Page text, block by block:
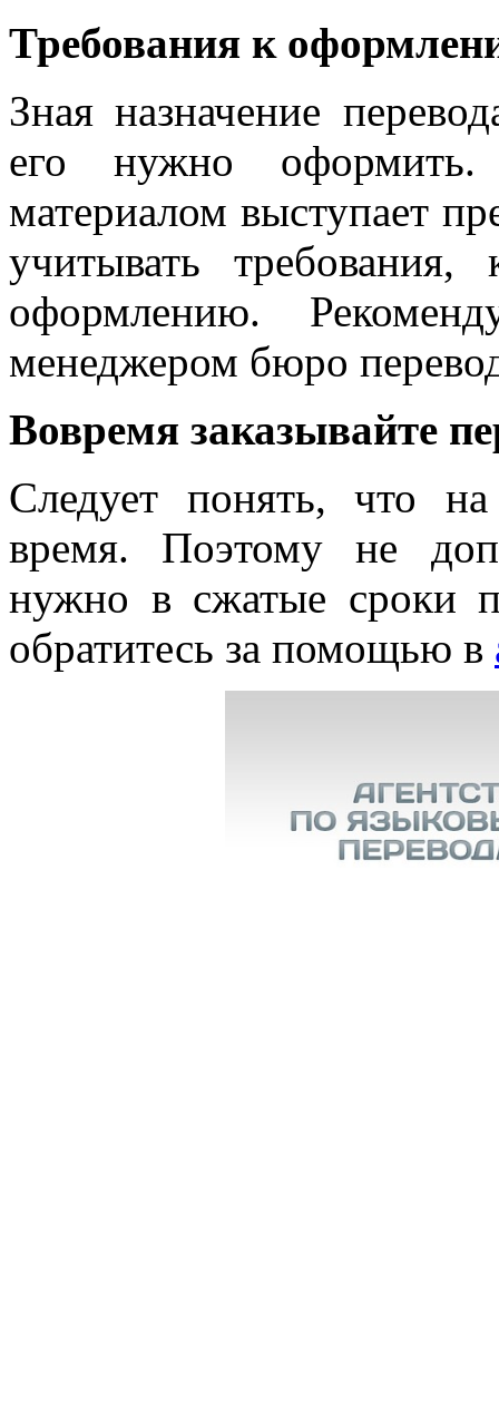
Требования к
Зная назначение
его нужно
материалом выступает
учитывать
оформлению.
менеджером бюро
Вовремя заказывайте
Следует понять, что
время. Поэтому не
нужно в сжатые сроки
обратитесь за помощью в